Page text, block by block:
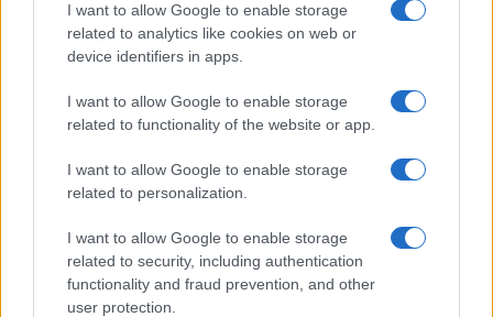
I want to allow Google to enable storage
related to analytics like cookies on web or
device identifiers in apps.
I want to allow Google to enable storage
related to functionality of the website or app.
I want to allow Google to enable storage
related to personalization.
I want to allow Google to enable storage
related to security, including authentication
functionality and fraud prevention, and other
user protection.
Condividi l'articolo
F
a
ce
b
o
o
k
T
w
it
te
r
Pi
n
te
re
st
W
h
at
s
A
p
p
h
a
re
Articolo precedente
Prossimo articolo
NOTIZIE RECENTI